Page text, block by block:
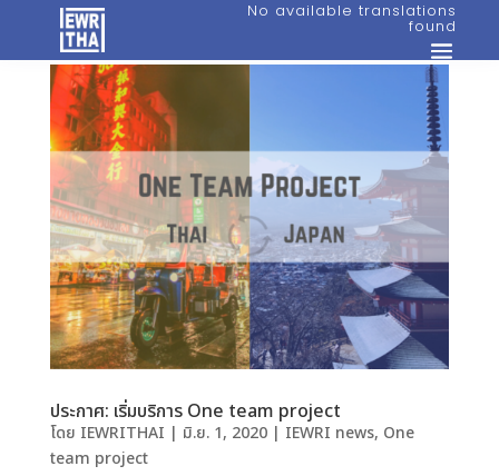
No available translations
found
ประกาศ: เริ่มบริการ One team project
โดย IEWRITHAI | มิ.ย. 1, 2020| IEWRI news, One
team project